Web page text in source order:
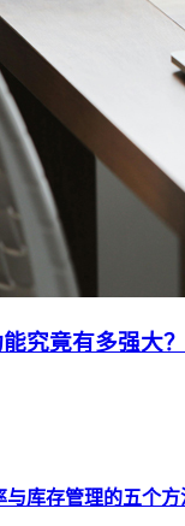
究竟有多强大？
与库存管理的五个